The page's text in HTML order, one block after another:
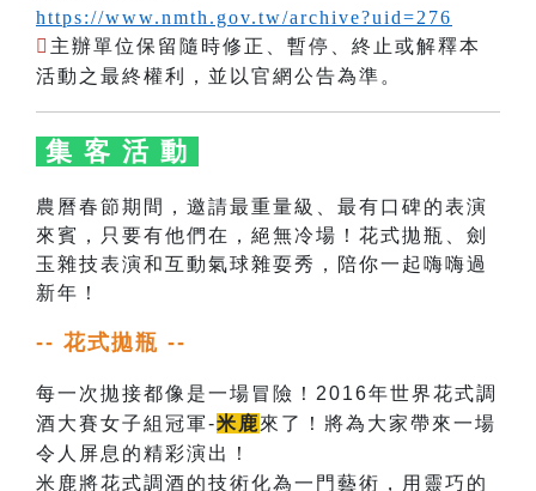
https://www.nmth.gov.tw/archive?uid=276
 主辦單位保留隨時修正、暫停、終止或解釋本
活動之最終權利，並以官網公告為準。
集 客 活 動
農曆春節期間，邀請最重量級、最有口碑的表演
來賓，只要有他們在，絕無冷場！花式拋瓶、劍
玉雜技表演和互動氣球雜耍秀，陪你一起嗨嗨過
新年！
-- 花式拋瓶 --
每一次拋接都像是一場冒險！2016年世界花式調
酒大賽女子組冠軍-米鹿來了！將為大家帶來一場
令人屏息的精彩演出！
米鹿將花式調酒的技術化為一門藝術，用靈巧的